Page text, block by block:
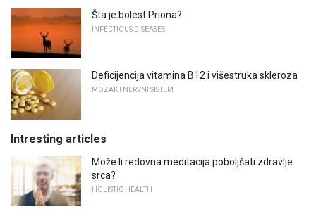
Šta je bolest Priona?
INFECTIOUS DISEASES
Deficijencija vitamina B12 i višestruka skleroza
MOZAK I NERVNI SISTEM
Intresting articles
Može li redovna meditacija poboljšati zdravlje
srca?
HOLISTIC HEALTH